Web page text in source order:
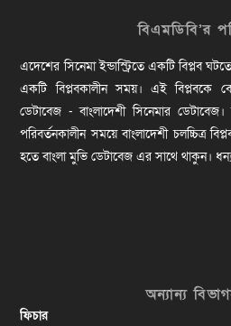
বিএমডিবি’র
এদেশের সিনেমা ইন্ডাস্ট্রিতে একটি বিপ্লব
একটি বিপ্লবকালীন সময়। এই বিপ্লবকে
ডেটাবেজ - বাংলাদেশী সিনেমার ডেটাবেজ।
পরিবর্তনকালীন সময়ে বাংলাদেশী চলচ্চিত্র
হতে বাংলা মুভি ডেটাবেজ এর সাথে থাকুন।
অন্যান্য
ফিচার